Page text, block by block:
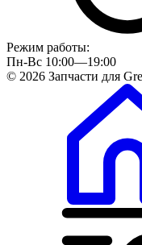
Режим работы:
Пн-Вс 10:00—19:00
© 2026 Запчасти для